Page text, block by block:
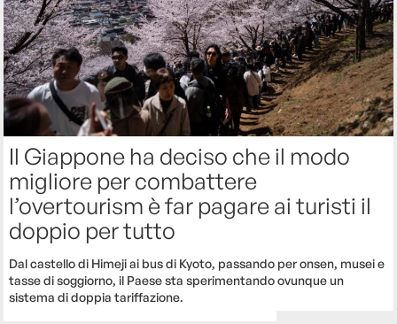
Il Giappone ha deciso che il modo
migliore per combattere
l’overtourism è far pagare ai turisti il
doppio per tutto
Dal castello di Himeji ai bus di Kyoto, passando per onsen, musei e
tasse di soggiorno, il Paese sta sperimentando ovunque un
sistema di doppia tariffazione.